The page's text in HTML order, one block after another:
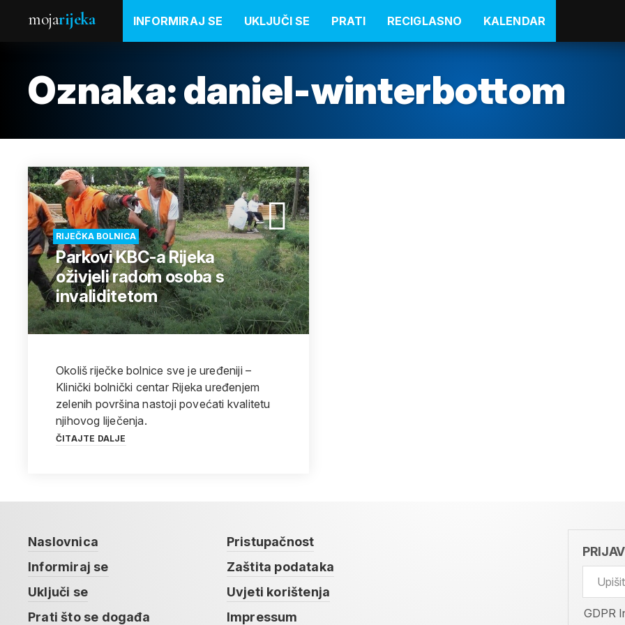
mojarijeka INFORMIRAJ SE UKLJUČI SE PRATI RECIGLASNO KALENDAR
Oznaka:daniel-winterbottom
RIJEČKA BOLNICA
Parkovi KBC-a Rijeka
oživjeli radom osoba s
invaliditetom
Okoliš riječke bolnice sve je uređeniji –
Klinički bolnički centar Rijeka uređenjem
zelenih površina nastoji povećati kvalitetu
njihovog liječenja.
ČITAJTE DALJE
Naslovnica
Informiraj se
Uključi se
Prati što se događa
Pristupačnost
Zaštita podataka
Uvjeti korištenja
Impressum
GDPR